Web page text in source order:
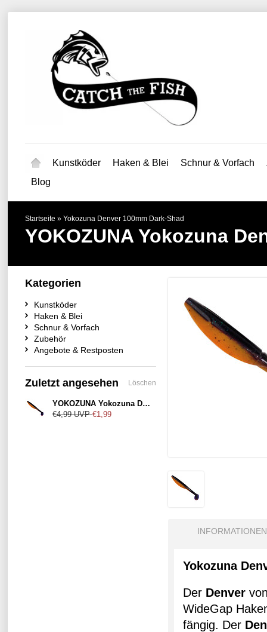
Kunstköder Haken & Blei Schnur & Vorfach
Blog
Startseite » Yokozuna Denver 100mm Dark-Shad
YOKOZUNA Yokozuna
INFORMATIONEN
Yokozuna
Der Denver
WideGap
fängig. Der
Kategorien
Kunstköder
Haken & Blei
Schnur & Vorfach
Zubehör
Angebote & Restposten
Zuletzt angesehen Löschen
YOKOZUNA Yokozuna Denver 100mm Dark-Shad
€4,99UVP €1,99